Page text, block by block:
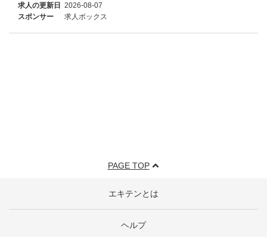
求人の更新日 2026-08-07
スポンサー
求人ボックス
PAGE TOP
エキテンとは
ヘルプ